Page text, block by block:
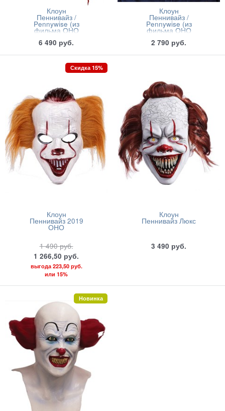
Клоун
Пеннивайз /
Pennywise (из
фильма ОНО
6 490 руб.
Клоун
Пеннивайз /
Pennywise (из
фильма ОНО
2 790 руб.
Клоун
Пеннивайз 2019
ОНО
1 490 руб.
1 266,50 руб.
выгода 223,50 руб.
или 15%
Скидка 15%
Клоун
Пеннивайз Люкс
3 490 руб.
Новинка